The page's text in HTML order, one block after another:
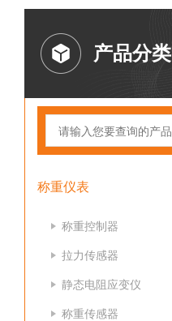
产品分类
称重仪表
称重控制器
拉力传感器
静态电阻应变仪
称重传感器